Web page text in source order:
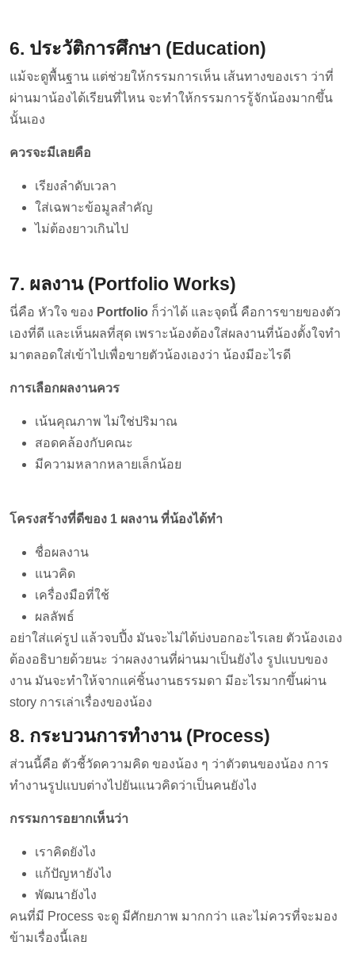
6. ประวัติการศึกษา (Education)
แม้จะดูพื้นฐาน แต่ช่วยให้กรรมการเห็น เส้นทางของเรา ว่าที่
ผ่านมาน้องได้เรียนที่ไหน จะทำให้กรรมการรู้จักน้องมากขึ้น
นั้นเอง
ควรจะมีเลยคือ
เรียงลำดับเวลา
ใส่เฉพาะข้อมูลสำคัญ
ไม่ต้องยาวเกินไป
7. ผลงาน (Portfolio Works)
นี่คือ หัวใจ ของ Portfolio ก็ว่าได้ และจุดนี้ คือการขายของตัว
เองที่ดี และเห็นผลที่สุด เพราะน้องต้องใส่ผลงานที่น้องตั้งใจทำ
มาตลอดใส่เข้าไปเพื่อขายตัวน้องเองว่า น้องมีอะไรดี
การเลือกผลงานควร
เน้นคุณภาพ ไม่ใช่ปริมาณ
สอดคล้องกับคณะ
มีความหลากหลายเล็กน้อย
โครงสร้างที่ดีของ 1 ผลงาน ที่น้องได้ทำ
ชื่อผลงาน
แนวคิด
เครื่องมือที่ใช้
ผลลัพธ์
อย่าใส่แค่รูป แล้วจบปึ้ง มันจะไม่ได้บ่งบอกอะไรเลย ตัวน้องเอง
ต้องอธิบายด้วยนะ ว่าผลงงานที่ผ่านมาเป็นยังไง รูปแบบของ
งาน มันจะทำให้จากแค่ชิ้นงานธรรมดา มีอะไรมากขึ้นผ่าน
story การเล่าเรื่องของน้อง
8. กระบวนการทำงาน (Process)
ส่วนนี้คือ ตัวชี้วัดความคิด ของน้อง ๆ ว่าตัวตนของน้อง การ
ทำงานรูปแบบต่างไปยันแนวคิดว่าเป็นคนยังไง
กรรมการอยากเห็นว่า
เราคิดยังไง
แก้ปัญหายังไง
พัฒนายังไง
คนที่มี Process จะดู มีศักยภาพ มากกว่า และไม่ควรที่จะมอง
ข้ามเรื่องนี้เลย